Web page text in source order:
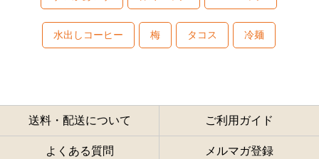
水出しコーヒー 梅 タコス 冷麺
送料・配送について ご利用ガイド
よくある質問 メルマガ登録